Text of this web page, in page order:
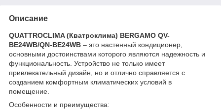
Описание
QUATTROCLIMA (Кватроклима) BERGAMO QV-
BE24WB/QN-BE24WB – это настенный кондиционер,
основными достоинствами которого являются надежность и
функциональность. Устройство не только имеет
привлекательный дизайн, но и отлично справляется с
созданием комфортным климатических условий в
помещение.
Особенности и преимущества: